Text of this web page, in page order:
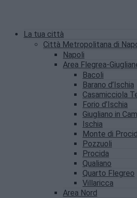
La tua città
Città Metropolitana di
Napoli
Area Flegrea-
Bacoli
Barano d’Ischia
Casamicciola
Forio d’Ischia
Giugliano in
Ischia
Monte di
Pozzuoli
Procida
Qualiano
Quarto Flegreo
Villaricca
Area Nord